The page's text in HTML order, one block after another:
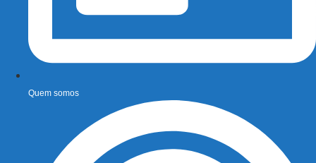
Quem somos